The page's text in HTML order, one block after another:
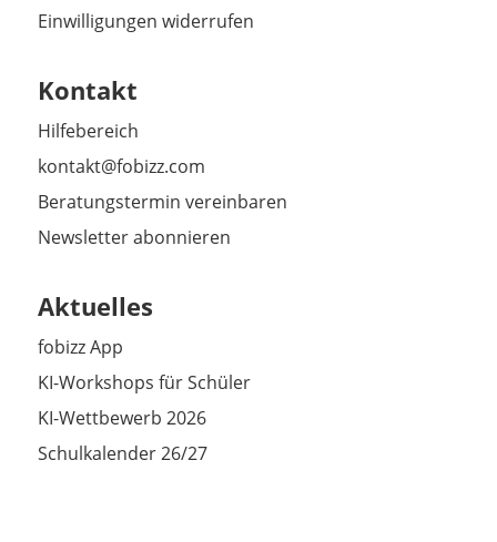
Einwilligungen widerrufen
Kontakt
Hilfebereich
kontakt@fobizz.com
Beratungstermin vereinbaren
Newsletter abonnieren
Aktuelles
fobizz App
KI-Workshops für Schüler
KI-Wettbewerb 2026
Schulkalender 26/27